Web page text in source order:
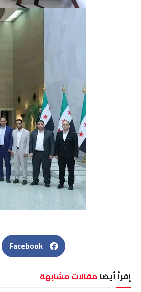
Facebook
إقرأ أيضا مقالات مشابهة